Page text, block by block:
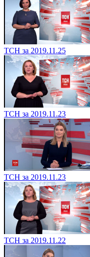
ТСН за 2019.11.25
ТСН за 2019.11.23
ТСН за 2019.11.23
ТСН за 2019.11.22